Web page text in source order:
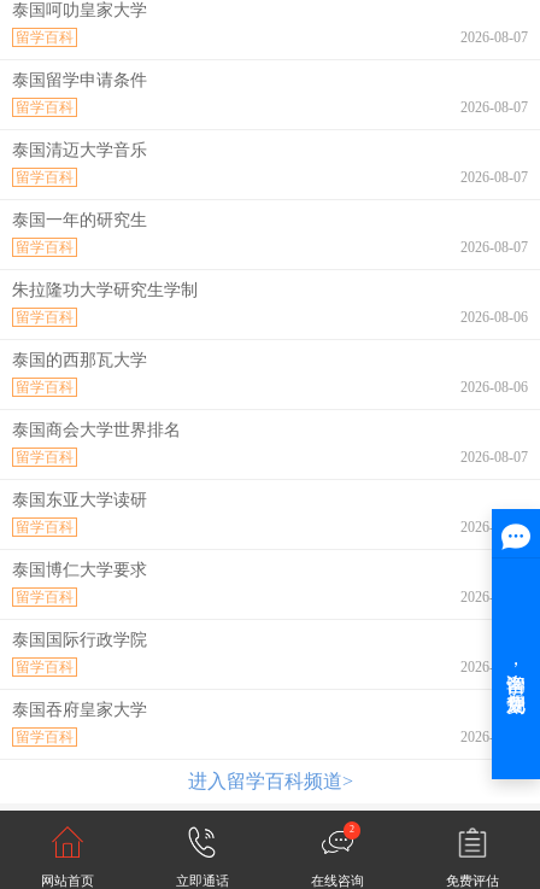
泰国呵叻皇家大学
2026-08-07
留学百科
泰国留学申请条件
2026-08-07
留学百科
泰国清迈大学音乐
2026-08-07
留学百科
泰国一年的研究生
2026-08-07
留学百科
朱拉隆功大学研究生学制
2026-08-06
留学百科
泰国的西那瓦大学
2026-08-06
留学百科
泰国商会大学世界排名
2026-08-07
留学百科
泰国东亚大学读研
2026-08-07
留学百科
泰国博仁大学要求
2026-08-07
留学百科
泰国国际行政学院
2026-08-07
留学百科
泰国吞府皇家大学
2026-08-07
留学百科
进入留学百科频道>
网站首页 立即通话
2
在线咨询 免费评估